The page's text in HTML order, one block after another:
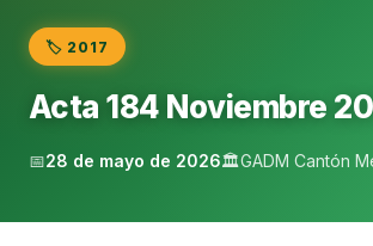
🏷️ 2017
Acta 184 Noviembre
📅28 de mayo de 2026🏛️GADM Cantón